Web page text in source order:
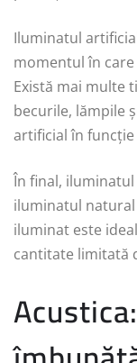
Iluminatul
momentul în
Există mai multe
becurile, lămpile
artificial în
În final,
iluminatul
iluminat este
cantitate limitată